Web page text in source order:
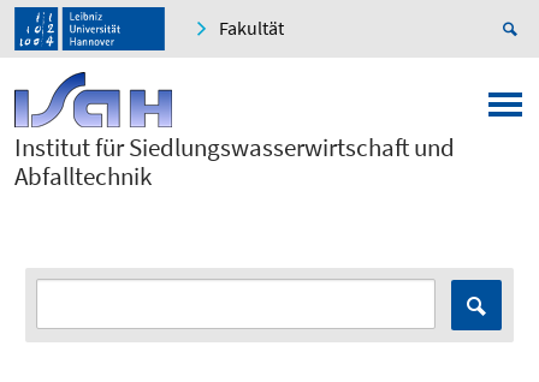
Fakultät
Institut für Siedlungswasserwirtschaft und
Abfalltechnik